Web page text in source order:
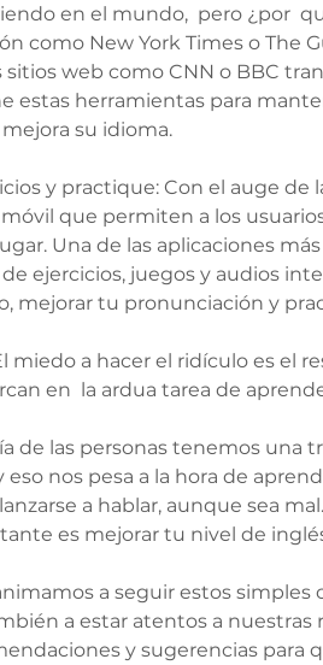
en el mundo,  pero ¿por
como New York Times o The
web como CNN o BBC
estas herramientas para
su idioma.
y practique: Con el auge de
que permiten a los
Una de las aplicaciones más
ejercicios, juegos y audios
mejorar tu pronunciación y
miedo a hacer el ridículo es el
en  la ardua tarea de
de las personas tenemos una
eso nos pesa a la hora de
a hablar, aunque sea
es mejorar tu nivel de
a seguir estos simples
a estar atentos a
y sugerencias para